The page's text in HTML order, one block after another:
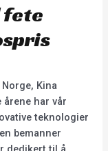
fete
Kina
årene har vår
teknologier
bemanner